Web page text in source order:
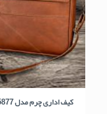
کیف اداری چرم مدل L105877